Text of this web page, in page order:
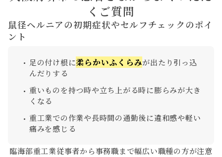
くご質問
鼠径ヘルニアの初期症状やセルフチェックのポイ
ント
足の付け根に柔らかいふくらみが出たり引っ込
んだりする
重いものを持つ時や立ち上がる時に膨らみが大き
くなる
重工業での作業や長時間の通勤後に違和感や軽い
痛みを感じる
臨海部重工業従事者から事務職まで幅広い職種の方が注意